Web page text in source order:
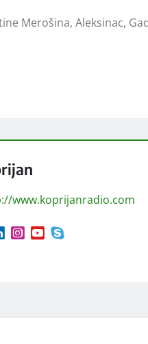
Merošina, Aleksinac,
www.koprijanradio.com